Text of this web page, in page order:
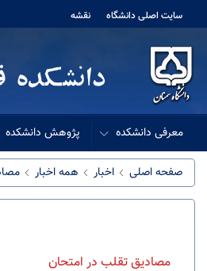
سایت اصلی دانشگاه نقشه
معرفی دانشکده پژوهش دانشکده
صفحه اصلی اخبار همه اخبار
مصادیق تقلب در امتحان